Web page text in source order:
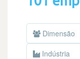
Dimensão
Indústria